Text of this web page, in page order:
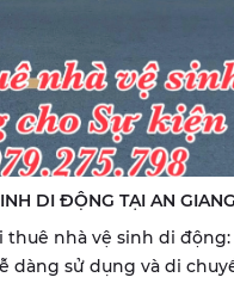
DI ĐỘNG TẠI AN GIANG
nhà vệ sinh di
dàng sử dụng và di